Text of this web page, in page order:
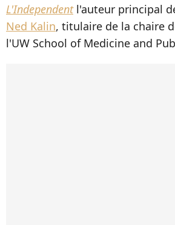
L'Independent l'auteur principal
Ned Kalin, titulaire de la chaire
l'UW School of Medicine and